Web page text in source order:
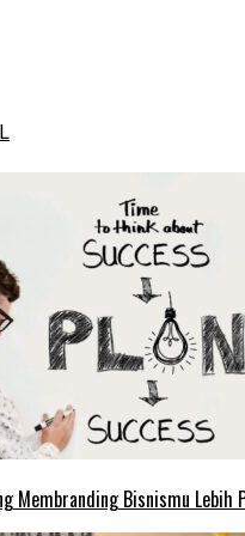
Membranding Bisnismu Lebih